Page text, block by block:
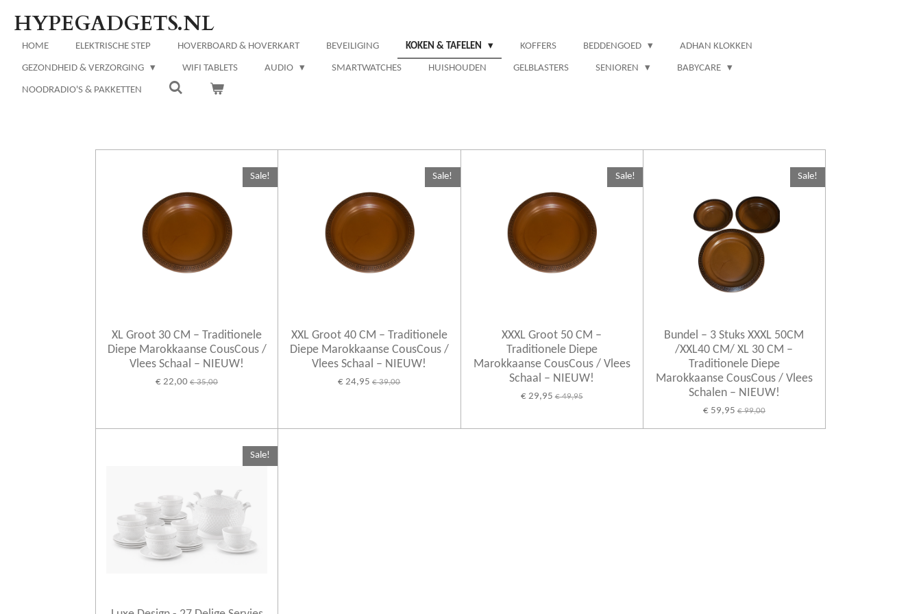
Ga
direct
naar
hoofdinhoud
HYPEGADGETS.NL
HOME ELEKTRISCHE STEP HOVERBOARD & HOVERKART BEVEILIGING KOKEN & TAFELEN KOFFERS BEDDENGOED ADHAN KLOKKEN
GEZONDHEID & VERZORGING WIFI TABLETS AUDIO SMARTWATCHES HUISHOUDEN GELBLASTERS SENIOREN BABYCARE
NOODRADIO'S & PAKKETTEN
Sale!
XL Groot 30 CM – Traditionele
Diepe Marokkaanse CousCous /
Vlees Schaal – NIEUW!
€ 22,00 € 35,00
Sale!
XXL Groot 40 CM – Traditionele
Diepe Marokkaanse CousCous /
Vlees Schaal – NIEUW!
€ 24,95 € 39,00
Sale!
XXXL Groot 50 CM –
Traditionele Diepe
Marokkaanse CousCous / Vlees
Schaal – NIEUW!
€ 29,95 € 49,95
Sale!
Bundel – 3 Stuks XXXL 50CM
/XXL40 CM/ XL 30 CM –
Traditionele Diepe
Marokkaanse CousCous / Vlees
Schalen – NIEUW!
€ 59,95 € 99,00
Sale!